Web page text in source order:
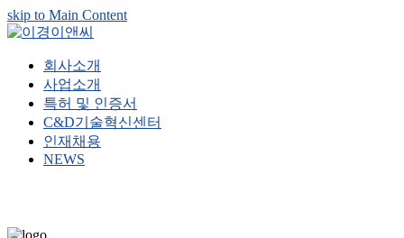
skip to Main Content
회사소개
사업소개
특허 및 인증서
C&D기술혁신센터
인재채용
NEWS